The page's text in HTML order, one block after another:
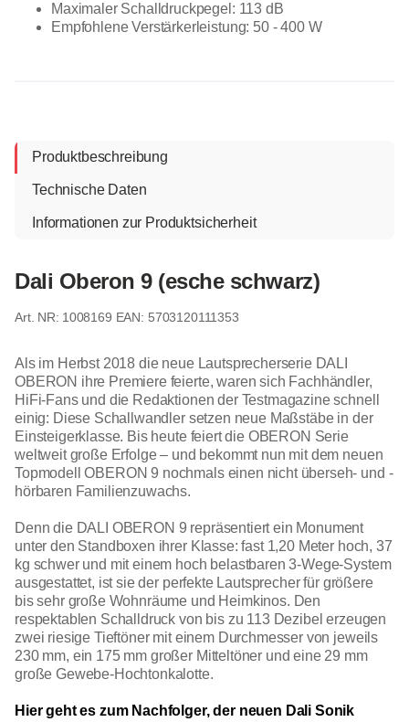
Maximaler Schalldruckpegel: 113 dB
Empfohlene Verstärkerleistung: 50 - 400 W
Produktbeschreibung
Technische Daten
Informationen zur Produktsicherheit
Dali Oberon 9 (esche schwarz)
1008169 EAN: 5703120111353
Als im Herbst 2018 die neue Lautsprecherserie DALI
OBERON ihre Premiere feierte, waren sich Fachhändler,
HiFi-Fans und die Redaktionen der Testmagazine schnell
einig: Diese Schallwandler setzen neue Maßstäbe in der
Einsteigerklasse. Bis heute feiert die OBERON Serie
weltweit große Erfolge – und bekommt nun mit dem neuen
Topmodell OBERON 9 nochmals einen nicht überseh- und -
hörbaren Familienzuwachs.
Denn die DALI OBERON 9 repräsentiert ein Monument
unter den Standboxen ihrer Klasse: fast 1,20 Meter hoch, 37
kg schwer und mit einem hoch belastbaren 3-Wege-System
ausgestattet, ist sie der perfekte Lautsprecher für größere
bis sehr große Wohnräume und Heimkinos. Den
respektablen Schalldruck von bis zu 113 Dezibel erzeugen
zwei riesige Tieftöner mit einem Durchmesser von jeweils
230 mm, ein 175 mm großer Mitteltöner und eine 29 mm
große Gewebe-Hochtonkalotte.
Hier geht es zum Nachfolger, der neuen Dali Sonik